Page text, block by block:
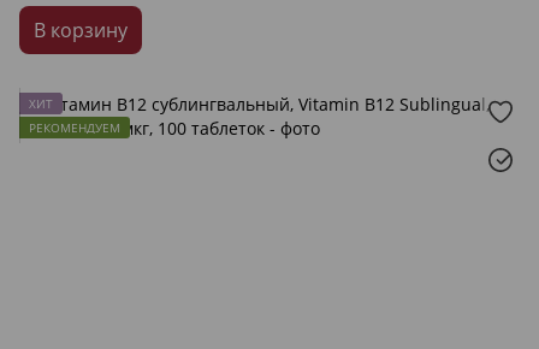
В корзину
ХИТ
РЕКОМЕНДУЕМ